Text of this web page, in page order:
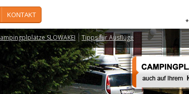
KONTAKT
SLOWAKEI Tipps für Ausflüge